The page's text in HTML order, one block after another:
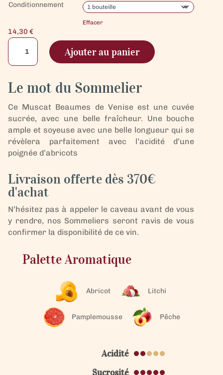
Conditionnement
Effacer
14,30 €
quantité
Muscat
Beaumes
Venise
Ajouter au panier
Le mot du Sommelier
Ce Muscat Beaumes de Venise est une cuvée
sucrée, avec une belle fraîcheur. Une bouche
ample et soyeuse avec une belle longueur qui se
révèlera parfaitement avec l’acidité d’une
poignée d’abricots
Livraison offerte dès 370€
d'achat
N’hésitez pas à appeler le caveau avant de vous
y rendre, nos Sommeliers seront ravis de vous
confirmer la disponibilité de ce vin.
Palette Aromatique
Abricot Litchi
Pamplemousse Pêche
Acidité
Sucrosité